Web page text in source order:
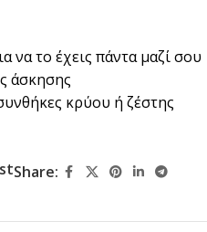
να το έχεις πάντα μαζί σου
άσκησης
κρύου ή ζέστης
Share: